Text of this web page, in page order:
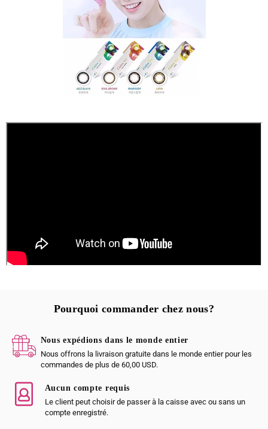
Pourquoi commander chez nous?
Nous expédions dans le monde entier
Nous offrons la livraison gratuite dans le monde entier pour les
commandes de plus de 60,00 USD.
Aucun compte requis
Le client peut choisir de passer à la caisse avec ou sans un
compte enregistré.